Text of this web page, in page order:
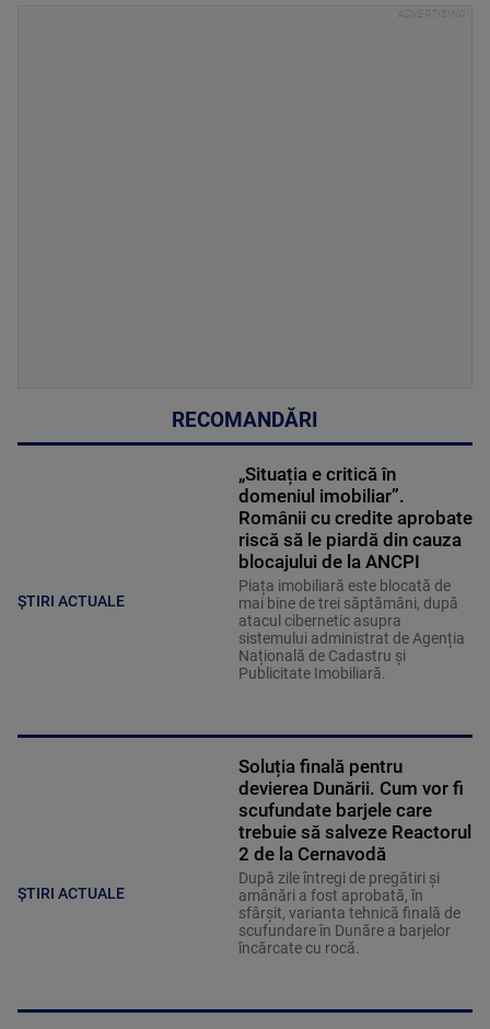
RECOMANDĂRI
ȘTIRI ACTUALE
„Situația e critică în
domeniul imobiliar”.
Românii cu credite aprobate
riscă să le piardă din cauza
blocajului de la ANCPI
Piața imobiliară este blocată de
mai bine de trei săptămâni, după
atacul cibernetic asupra
sistemului administrat de Agenția
Națională de Cadastru și
Publicitate Imobiliară.
ȘTIRI ACTUALE
Soluția finală pentru
devierea Dunării. Cum vor fi
scufundate barjele care
trebuie să salveze Reactorul
2 de la Cernavodă
După zile întregi de pregătiri și
amânări a fost aprobată, în
sfârșit, varianta tehnică finală de
scufundare în Dunăre a barjelor
încărcate cu rocă.